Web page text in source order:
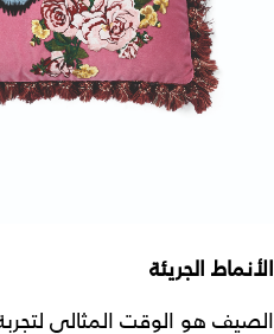
الأنماط الجريئة
الصيف هو الوقت المثالي